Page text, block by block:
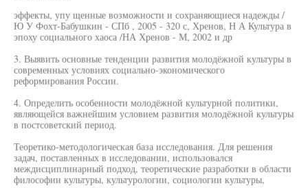
эффекты, упу щенные возможности и сохраняющиеся надежды /
Ю У Фохт-Бабушкин - СПб , 2005 - 320 с, Хренов, Н А Культура в
эпоху социального хаоса /НА Хренов - М, 2002 и др
3. Выявить основные тенденции развития молодёжной культуры в
современных условиях социально-экономического
реформирования России.
4. Определить особенности молодёжной культурной политики,
являющейся важнейшим условием развития молодёжной культуры
в постсоветский период.
Теоретико-методологическая база исследования. Для решения
задач, поставленных в исследовании, использовался
междисциплинарный подход, теоретические разработки в области
философии культуры, культурологии, социологии культуры,